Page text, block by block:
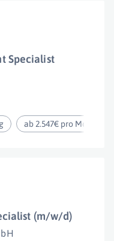
Specialist
ab 2.547€ pro Monat
(m/w/d)